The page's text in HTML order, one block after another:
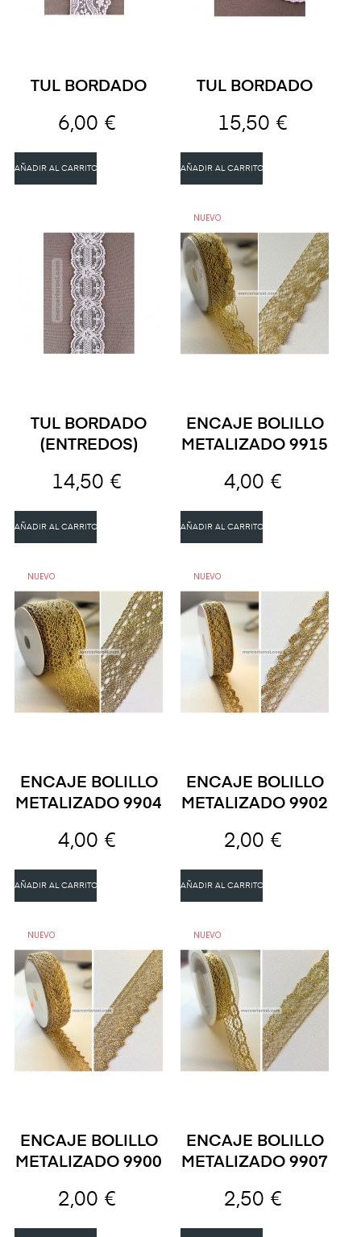
TUL BORDADO
6,00 €
AÑADIR AL CARRITO
TUL BORDADO
15,50 €
AÑADIR AL CARRITO
TUL BORDADO
(ENTREDOS)
14,50 €
AÑADIR AL CARRITO
NUEVO
ENCAJE BOLILLO
METALIZADO 9915
4,00 €
AÑADIR AL CARRITO
NUEVO
ENCAJE BOLILLO
METALIZADO 9904
4,00 €
AÑADIR AL CARRITO
NUEVO
ENCAJE BOLILLO
METALIZADO 9902
2,00 €
AÑADIR AL CARRITO
NUEVO
ENCAJE BOLILLO
METALIZADO 9900
2,00 €
NUEVO
ENCAJE BOLILLO
METALIZADO 9907
2,50 €